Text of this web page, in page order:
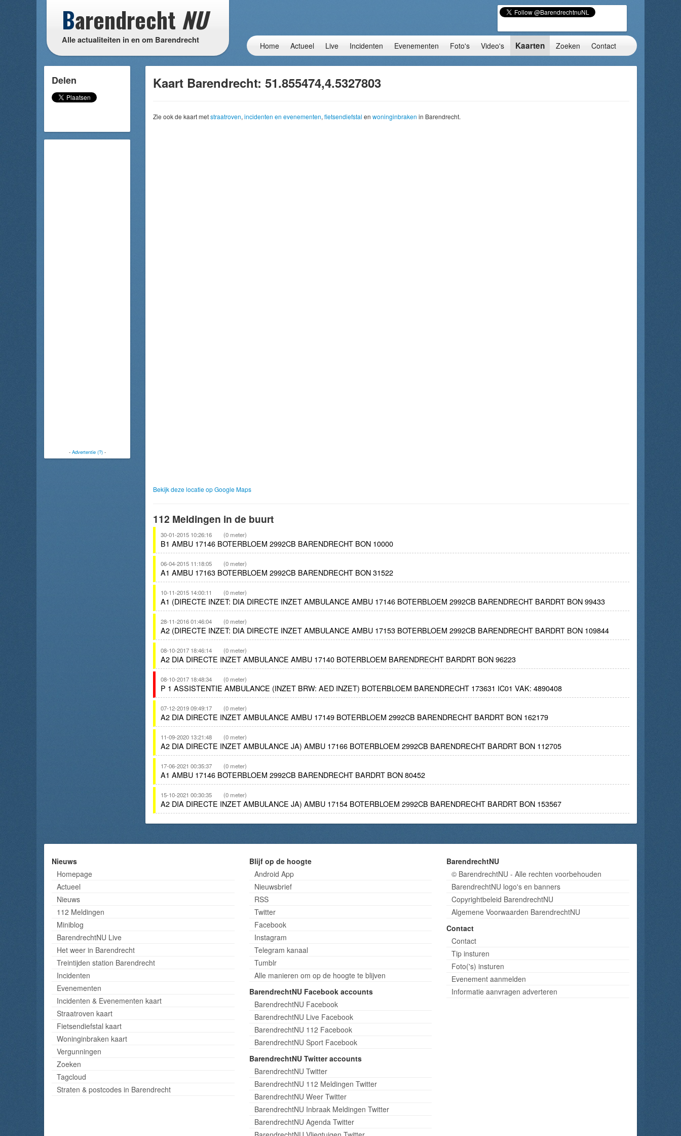
Barendrecht NU
Alle actualiteiten in en om Barendrecht
Home Actueel Live Incidenten Evenementen Foto's Video's Kaarten Zoeken Contact
Delen
- Advertentie (?)-
Kaart Barendrecht: 51.855474,4.5327803
Zie ook de kaart metstraatroven, incidenten en evenementen, fietsendiefstal en woninginbraken in Barendrecht.
Bekijk deze locatie op Google Maps
112 Meldingen in de buurt
30-01-2015 10:26:16 (0 meter)
B1 AMBU 17146 BOTERBLOEM 2992CB BARENDRECHT BON 10000
06-04-2015 11:18:05 (0 meter)
A1 AMBU 17163 BOTERBLOEM 2992CB BARENDRECHT BON 31522
10-11-2015 14:00:11 (0 meter)
A1 (DIRECTE INZET: DIA DIRECTE INZET AMBULANCE AMBU 17146 BOTERBLOEM 2992CB BARENDRECHT BARDRT BON 99433
28-11-2016 01:46:04 (0 meter)
A2 (DIRECTE INZET: DIA DIRECTE INZET AMBULANCE AMBU 17153 BOTERBLOEM 2992CB BARENDRECHT BARDRT BON 109844
08-10-2017 18:46:14 (0 meter)
A2 DIA DIRECTE INZET AMBULANCE AMBU 17140 BOTERBLOEM BARENDRECHT BARDRT BON 96223
08-10-2017 18:48:34 (0 meter)
P 1 ASSISTENTIE AMBULANCE (INZET BRW: AED INZET) BOTERBLOEM BARENDRECHT 173631 IC01 VAK: 4890408
07-12-2019 09:49:17 (0 meter)
A2 DIA DIRECTE INZET AMBULANCE AMBU 17149 BOTERBLOEM 2992CB BARENDRECHT BARDRT BON 162179
11-09-2020 13:21:48 (0 meter)
A2 DIA DIRECTE INZET AMBULANCE JA) AMBU 17166 BOTERBLOEM 2992CB BARENDRECHT BARDRT BON 112705
17-06-2021 00:35:37 (0 meter)
A1 AMBU 17146 BOTERBLOEM 2992CB BARENDRECHT BARDRT BON 80452
15-10-2021 00:30:35 (0 meter)
A2 DIA DIRECTE INZET AMBULANCE JA) AMBU 17154 BOTERBLOEM 2992CB BARENDRECHT BARDRT BON 153567
Nieuws
Homepage
Actueel
Nieuws
112 Meldingen
Miniblog
BarendrechtNU Live
Het weer in Barendrecht
Treintijden station Barendrecht
Incidenten
Evenementen
Incidenten & Evenementen kaart
Straatroven kaart
Fietsendiefstal kaart
Woninginbraken kaart
Vergunningen
Zoeken
Tagcloud
Straten & postcodes in Barendrecht
Blijf op de hoogte
Android App
Nieuwsbrief
RSS
Twitter
Facebook
Instagram
Telegram kanaal
Tumblr
Alle manieren om op de hoogte te blijven
BarendrechtNU Facebook accounts
BarendrechtNU Facebook
BarendrechtNU Live Facebook
BarendrechtNU 112 Facebook
BarendrechtNU Sport Facebook
BarendrechtNU Twitter accounts
BarendrechtNU Twitter
BarendrechtNU 112 Meldingen Twitter
BarendrechtNU Weer Twitter
BarendrechtNU Inbraak Meldingen Twitter
BarendrechtNU Agenda Twitter
BarendrechtNU
© BarendrechtNU - Alle rechten voorbehouden
BarendrechtNU logo's en banners
Copyrightbeleid BarendrechtNU
Algemene Voorwaarden BarendrechtNU
Contact
Contact
Tip insturen
Foto('s) insturen
Evenement aanmelden
Informatie aanvragen adverteren